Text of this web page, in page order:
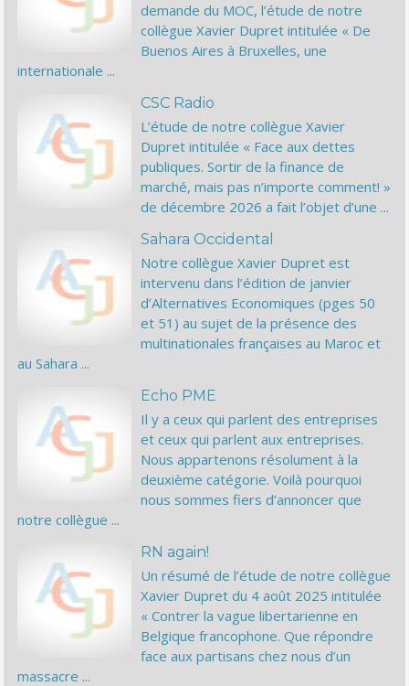
demande du MOC, l’étude de notre
collègue Xavier Dupret intitulée « De
Buenos Aires à Bruxelles, une
internationale ...
CSC Radio
L’étude de notre collègue Xavier
Dupret intitulée « Face aux dettes
publiques. Sortir de la finance de
marché, mais pas n’importe comment! »
de décembre 2026 a fait l’objet d’une ...
Sahara Occidental
Notre collègue Xavier Dupret est
intervenu dans l’édition de janvier
d’Alternatives Economiques (pges 50
et 51) au sujet de la présence des
multinationales françaises au Maroc et
au Sahara ...
Echo PME
Il y a ceux qui parlent des entreprises
et ceux qui parlent aux entreprises.
Nous appartenons résolument à la
deuxième catégorie. Voilà pourquoi
nous sommes fiers d’annoncer que
notre collègue ...
RN again!
Un résumé de l’étude de notre collègue
Xavier Dupret du 4 août 2025 intitulée
« Contrer la vague libertarienne en
Belgique francophone. Que répondre
face aux partisans chez nous d’un
massacre ...